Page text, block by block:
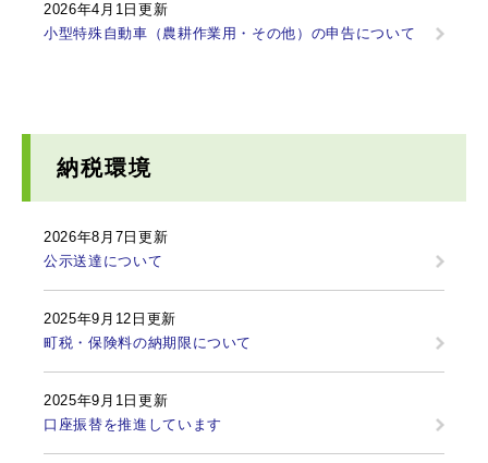
2026年4月1日更新
小型特殊自動車（農耕作業用・その他）の申告について
納税環境
2026年8月7日更新
公示送達について
2025年9月12日更新
町税・保険料の納期限について
2025年9月1日更新
口座振替を推進しています